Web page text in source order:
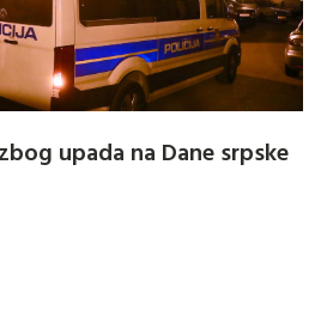
upada na Dane srpske